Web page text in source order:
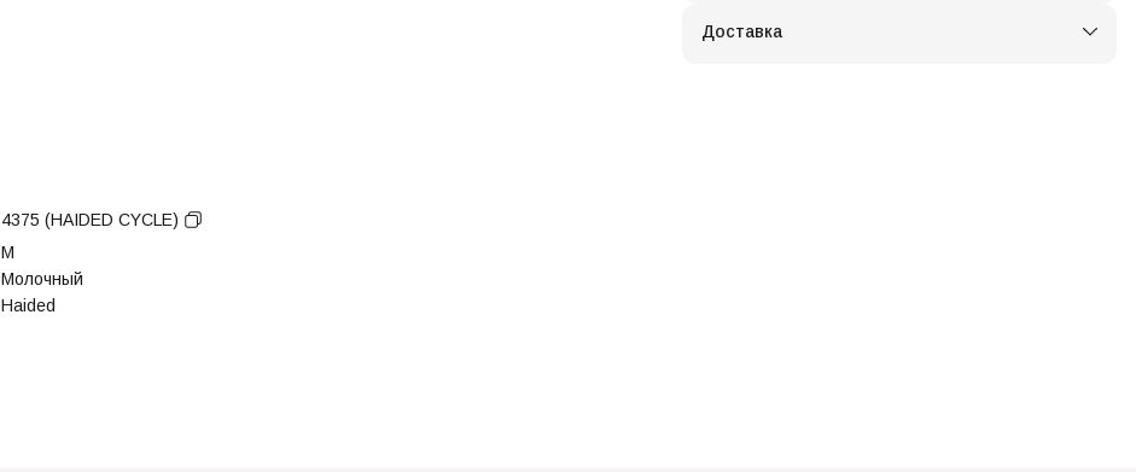
Доставка
4375 (HAIDED CYCLE)
M
Молочный
Haided